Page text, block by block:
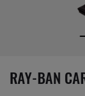
1 Artikel wurde
RAY-BAN